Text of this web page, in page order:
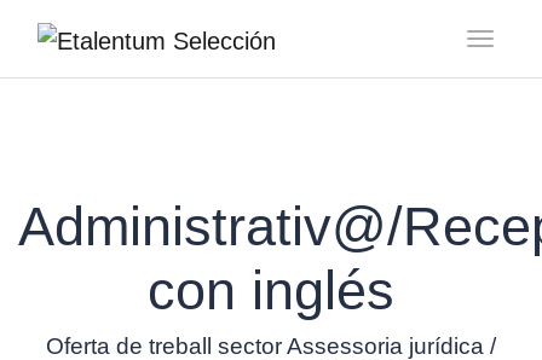
Administrativ@/
con inglés
Oferta de treball sector Assessoria jurídica /